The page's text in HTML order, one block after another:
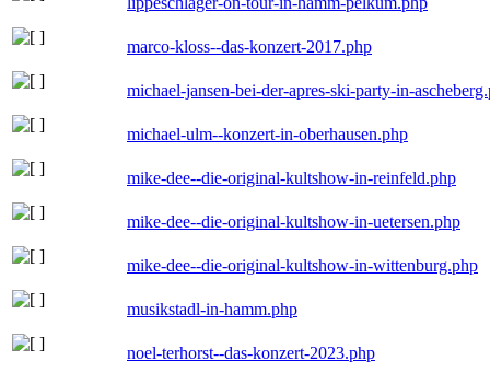
marco-kloss--das-konzert-2017.php
michael-jansen-bei-der-apres-ski-party-in-
michael-ulm--konzert-in-oberhausen.php
mike-dee--die-original-kultshow-in-reinfeld.php
mike-dee--die-original-kultshow-in-uetersen.php
mike-dee--die-original-kultshow-in-wittenburg.php
musikstadl-in-hamm.php
noel-terhorst--das-konzert-2023.php